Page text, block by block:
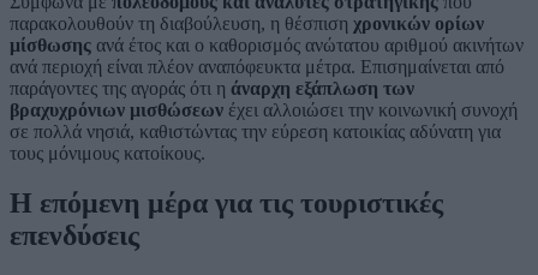
παρακολουθούν τη διαβούλευση, η θέσπιση χρονικών ορίων
μίσθωσης ανά έτος και ο καθορισμός ανώτατου αριθμού ακινήτων
ανά περιοχή είναι πλέον αναπόφευκτα μέτρα. Επισημαίνεται από
παράγοντες της αγοράς ότι η άναρχη εξάπλωση των
βραχυχρόνιων μισθώσεων έχει αλλοιώσει την κοινωνική συνοχή
σε πολλά νησιά, καθιστώντας την εύρεση κατοικίας αδύνατη για
τους μόνιμους κατοίκους.
Η επόμενη μέρα για τις τουριστικές
επενδύσεις